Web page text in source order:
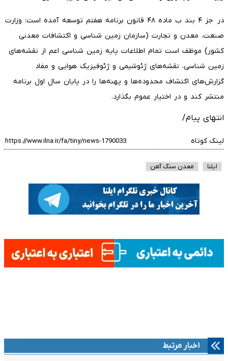
در جز ۴ بند ب ماده ۴۸ قانون برنامه هفتم توسعه آمده است: وزارت
صنعت، معدن و تجارت (سازمان زمین شناسی و اکتشافات معدنی
کشور) موظف است تمام اطلاعات پایه زمین شناسی اعم از نقشه‌های
زمین شناسی، نقشه‌های ژئوشیمی و ژئوفیزیک هوایی و مفاد
گزارش‌های اکتشاف محدوده‌ها و پهنه‌ها را در پایان سال اول برنامه
منتشر کند و در اختیار عموم بگذارد.
انتهای پیام/
لینک کوتاه
ایلنا معدن سنگ آهن
اخبار مرتبط